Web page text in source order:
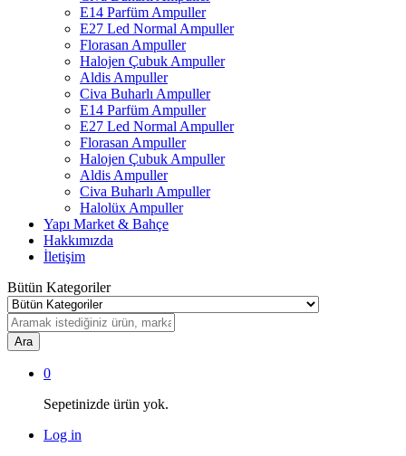
E14 Parfüm Ampuller
E27 Led Normal Ampuller
Florasan Ampuller
Halojen Çubuk Ampuller
Aldis Ampuller
Civa Buharlı Ampuller
E14 Parfüm Ampuller
E27 Led Normal Ampuller
Florasan Ampuller
Halojen Çubuk Ampuller
Aldis Ampuller
Civa Buharlı Ampuller
Halolüx Ampuller
Yapı Market & Bahçe
Hakkımızda
İletişim
Bütün Kategoriler
Ara
0
Sepetinizde ürün yok.
Log in